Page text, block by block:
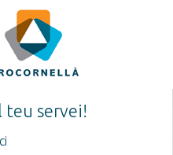
teu servei!